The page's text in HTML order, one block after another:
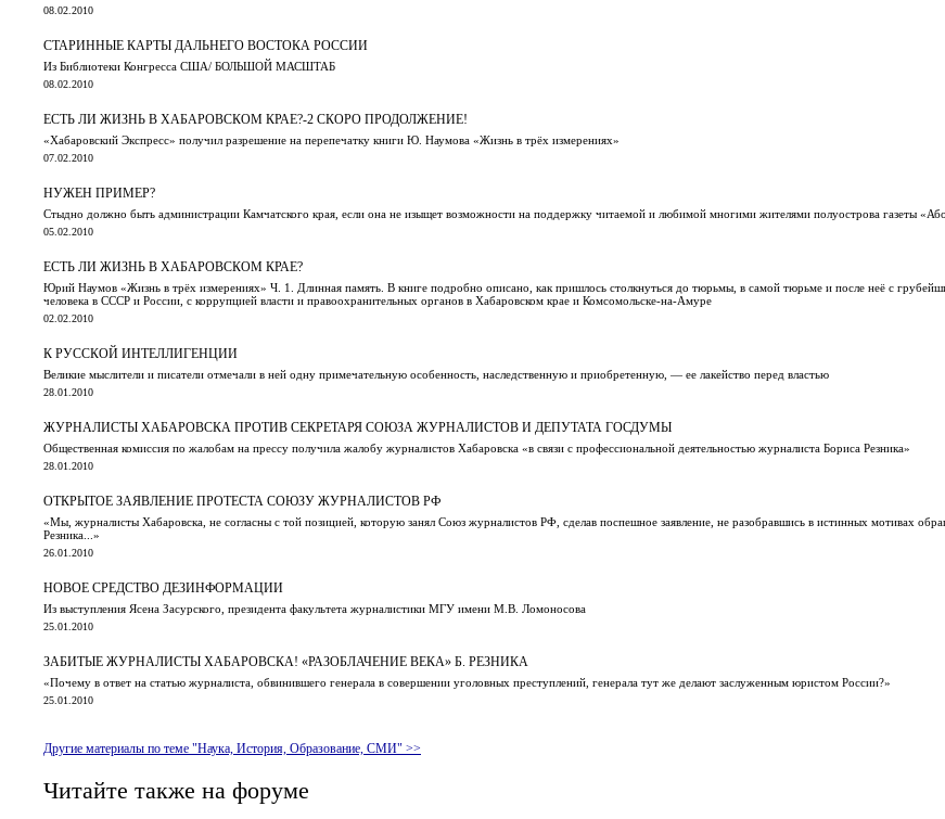
08.02.2010
СТАРИННЫЕ КАРТЫ ДАЛЬНЕГО ВОСТОКА РОССИИ
Из Библиотеки Конгресса США/ БОЛЬШОЙ МАСШТАБ
08.02.2010
ЕСТЬ ЛИ ЖИЗНЬ В ХАБАРОВСКОМ КРАЕ?-2 СКОРО ПРОДОЛЖЕНИЕ!
«Хабаровский Экспресс» получил разрешение на перепечатку книги Ю. Наумова «Жизнь в трёх измерениях»
07.02.2010
НУЖЕН ПРИМЕР?
Стыдно должно быть администрации Камчатского края, если она не изыщет возможности на поддержку читаемой и любимой многими жителями полуострова газеты
05.02.2010
ЕСТЬ ЛИ ЖИЗНЬ В ХАБАРОВСКОМ КРАЕ?
Юрий Наумов «Жизнь в трёх измерениях» Ч. 1. Длинная память. В книге подробно описано, как пришлось столкнуться до тюрьмы, в самой тюрьме и после неё с
человека в СССР и России, с коррупцией власти и правоохранительных органов в Хабаровском крае и Комсомольске-на-Амуре
02.02.2010
К РУССКОЙ ИНТЕЛЛИГЕНЦИИ
Великие мыслители и писатели отмечали в ней одну примечательную особенность, наследственную и приобретенную, — ее лакейство перед властью
28.01.2010
ЖУРНАЛИСТЫ ХАБАРОВСКА ПРОТИВ СЕКРЕТАРЯ СОЮЗА ЖУРНАЛИСТОВ И ДЕПУТАТА ГОСДУМЫ
Общественная комиссия по жалобам на прессу получила жалобу журналистов Хабаровска «в связи с профессиональной деятельностью журналиста Бориса Резника»
28.01.2010
ОТКРЫТОЕ ЗАЯВЛЕНИЕ ПРОТЕСТА СОЮЗУ ЖУРНАЛИСТОВ РФ
«Мы, журналисты Хабаровска, не согласны с той позицией, которую занял Союз журналистов РФ, сделав поспешное заявление, не разобравшись в истинных мотивах
Резника...»
26.01.2010
НОВОЕ СРЕДСТВО ДЕЗИНФОРМАЦИИ
Из выступления Ясена Засурского, президента факультета журналистики МГУ имени М.В. Ломоносова
25.01.2010
ЗАБИТЫЕ ЖУРНАЛИСТЫ ХАБАРОВСКА! «РАЗОБЛАЧЕНИЕ ВЕКА» Б. РЕЗНИКА
«Почему в ответ на статью журналиста, обвинившего генерала в совершении уголовных преступлений, генерала тут же делают заслуженным юристом России?»
25.01.2010
Другие материалы по теме "Наука, История, Образование, СМИ" >>
Читайте также на форуме